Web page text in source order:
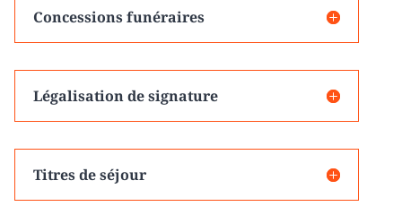
Concessions funéraires
Légalisation de signature
Titres de séjour